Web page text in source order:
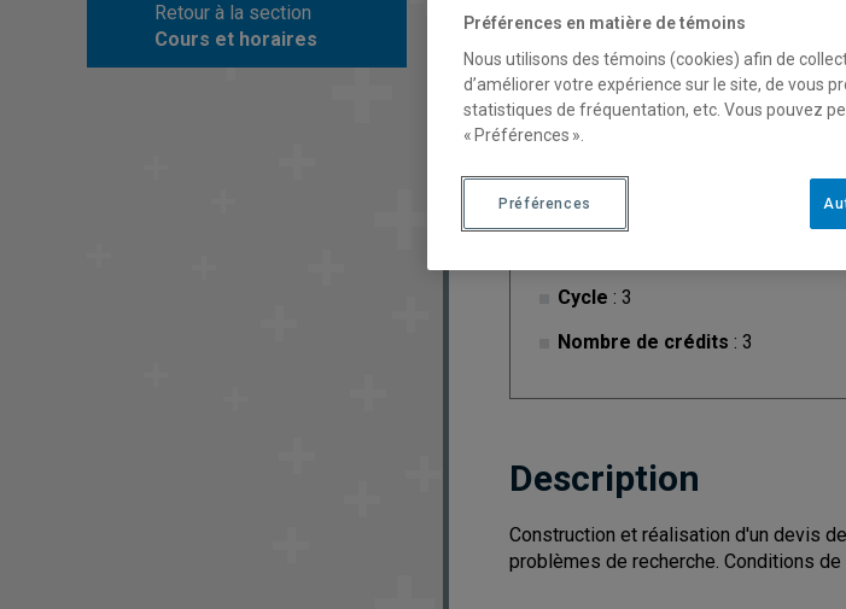
Retour à la section
Cours et horaires
COURS// PSY9430
Description
Cycle : 3
Nombre de crédits : 3
Description
Construction et réalisation d'un devis
problèmes de recherche. Conditions
Préférences en matière de témoins
Nous utilisons des témoins (cookies) afin de
d’améliorer votre expérience sur le site, de vous
statistiques de fréquentation, etc. Vous pouvez
« Préférences ».
Préférences